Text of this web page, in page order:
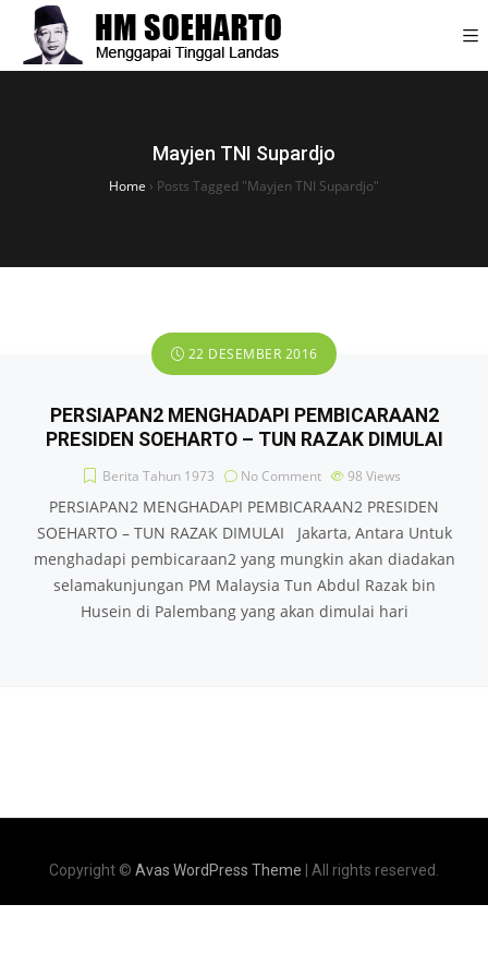
Mayjen TNI Supardjo
Home › Posts Tagged "Mayjen TNI Supardjo"
22 DESEMBER 2016
PERSIAPAN2 MENGHADAPI PEMBICARAAN2
PRESIDEN SOEHARTO – TUN RAZAK DIMULAI
Berita Tahun 1973 No Comment 98 Views
PERSIAPAN2 MENGHADAPI PEMBICARAAN2 PRESIDEN
SOEHARTO – TUN RAZAK DIMULAI Jakarta, Antara Untuk
menghadapi pembicaraan2 yang mungkin akan diadakan
selamakunjungan PM Malaysia Tun Abdul Razak bin
Husein di Palembang yang akan dimulai hari
Copyright © Avas WordPress Theme | All rights reserved.